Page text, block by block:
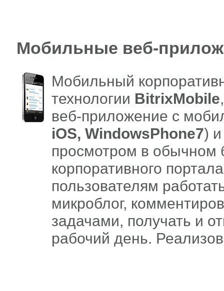
Мобильные веб-
Мобильный
технологии BitrixMobile
веб-приложение с
iOS, WindowsPhone7)
просмотром в обычном
корпоративного
пользователям
микроблог,
задачами, получать и
рабочий день.